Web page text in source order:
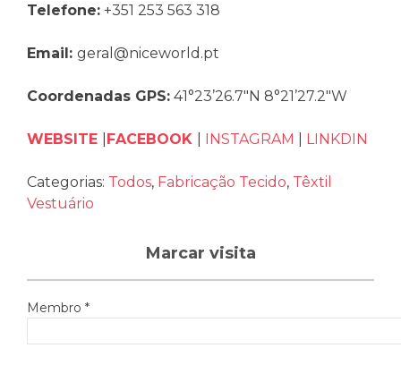
Telefone: +351 253 563 318
Email: geral@niceworld.pt
Coordenadas GPS: 41°23’26.7″N 8°21’27.2″W
WEBSITE FACEBOOK INSTAGRAM LINKDIN
Categorias: Todos, Fabricação Tecido, Têxtil
Vestuário
Marcar visita
Membro *